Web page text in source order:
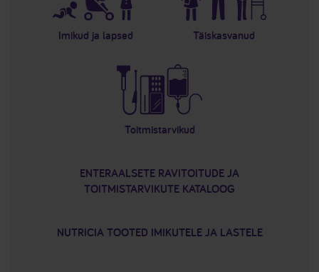
Imikud ja lapsed Täiskasvanud
Toitmistarvikud
ENTERAALSETE RAVITOITUDE JA
TOITMISTARVIKUTE KATALOOG
NUTRICIA TOOTED IMIKUTELE JA LASTELE